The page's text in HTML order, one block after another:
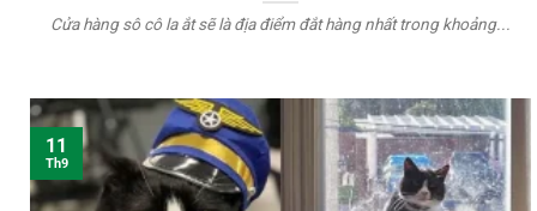
Cửa hàng sô cô la ắt sẽ là địa điểm đắt hàng nhất trong khoảng...
11
Th9